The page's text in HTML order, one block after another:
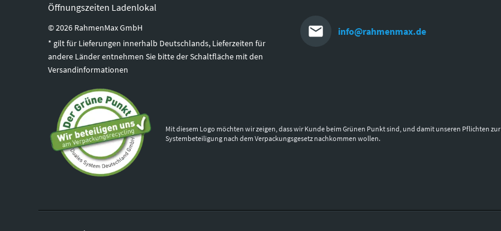
Öffnungszeiten Ladenlokal
©2026 RahmenMax GmbH
* gilt für Lieferungen innerhalb Deutschlands, Lieferzeiten für
andere Länder entnehmen Sie bitte der Schaltfläche mit den
Versandinformationen
info@rahmenmax.de
Mit diesem Logo möchten wir zeigen, dass wir Kunde beim Grünen Punkt sind, und damit unseren Pflichten zur
Systembeteiligung nach dem Verpackungsgesetz nachkommen wollen.